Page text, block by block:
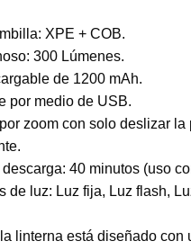
XPE + COB.
300 Lúmenes.
de 1200 mAh.
por medio de USB.
zoom con solo deslizar la
descarga: 40 minutos (uso
de luz: Luz fija, Luz flash,
linterna está diseñado con